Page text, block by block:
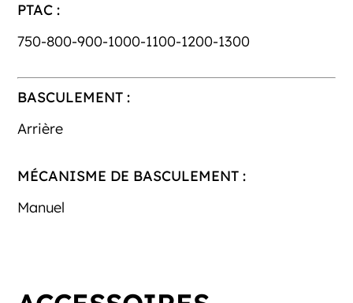
PTAC :
750-800-900-1000-1100-1200-1300
BASCULEMENT :
Arrière
MÉCANISME DE BASCULEMENT :
Manuel